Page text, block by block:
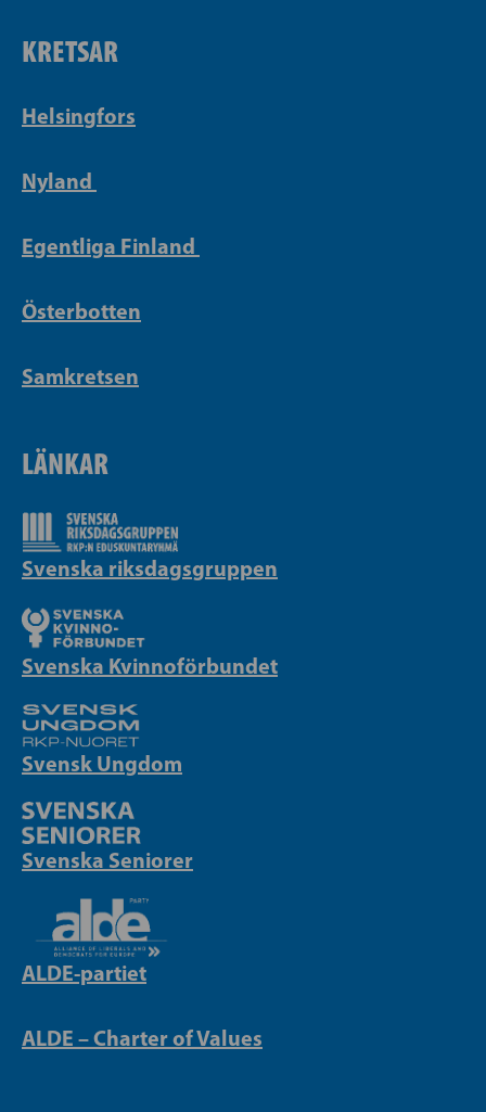
KRETSAR
Helsingfors
Nyland
Egentliga Finland
Österbotten
Samkretsen
LÄNKAR
Svenska riksdagsgruppen
Svenska Kvinnoförbundet
Svensk Ungdom
Svenska Seniorer
ALDE-partiet
ALDE – Charter of Values